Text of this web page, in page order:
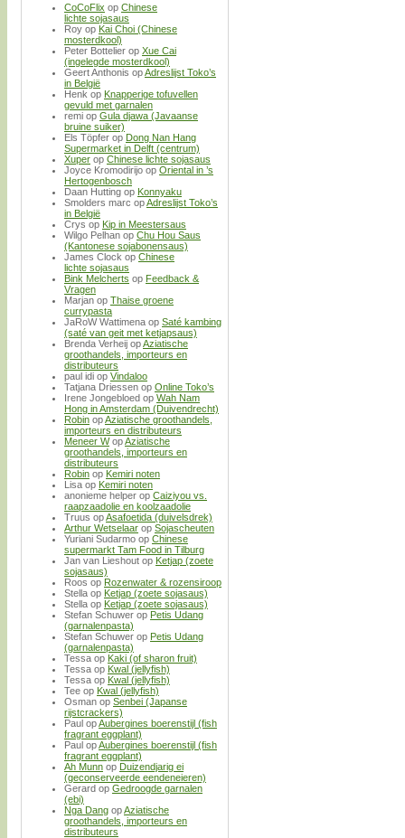
CoCoFlix op Chinese
lichte sojasaus
Roy op Kai Choi (Chinese
mosterdkool)
Peter Bottelier op Xue Cai
(ingelegde mosterdkool)
Geert Anthonis opAdreslijst Toko’s
in België
Henk op Knapperige tofuvellen
gevuld met garnalen
remi op Gula djawa (Javaanse
bruine suiker)
Els Töpfer op Dong Nan Hang
Supermarket in Delft (centrum)
Xuper op Chinese lichte sojasaus
Joyce Kromodirijo op Oriental in ’s
Hertogenbosch
Daan Hutting op Konnyaku
Smolders marc opAdreslijst Toko’s
in België
Crys op Kip in Meestersaus
Wilgo Pelhan op Chu Hou Saus
(Kantonese sojabonensaus)
James Clock op Chinese
lichte sojasaus
Bink Melcherts op Feedback &
Vragen
Marjan op Thaise groene
currypasta
JaRoW Wattimena op Saté kambing
(saté van geit met ketjapsaus)
Brenda Verheij opAziatische
groothandels, importeurs en
distributeurs
paul idi op Vindaloo
Tatjana Driessen op Online Toko’s
Irene Jongebloed op Wah Nam
Hong in Amsterdam (Duivendrecht)
Robin opAziatische groothandels,
importeurs en distributeurs
Meneer WopAziatische
groothandels, importeurs en
distributeurs
Robin op Kemiri noten
Lisa op Kemiri noten
anonieme helper op Caiziyou vs.
raapzaadolie en koolzaadolie
Truus opAsafoetida (duivelsdrek)
Arthur Wetselaar op Sojascheuten
Yuriani Sudarmo op Chinese
supermarkt Tam Food in Tilburg
Jan van Lieshout op Ketjap (zoete
sojasaus)
Roos op Rozenwater & rozensiroop
Stella op Ketjap (zoete sojasaus)
Stella op Ketjap (zoete sojasaus)
Stefan Schuwer op Petis Udang
(garnalenpasta)
Stefan Schuwer op Petis Udang
(garnalenpasta)
Tessa op Kaki (of sharon fruit)
Tessa op Kwal (jellyfish)
Tessa op Kwal (jellyfish)
Tee op Kwal (jellyfish)
Osman op Senbei (Japanse
rijstcrackers)
Paul opAubergines boerenstijl (fish
fragrant eggplant)
Paul opAubergines boerenstijl (fish
fragrant eggplant)
Ah Munn op Duizendjarig ei
(geconserveerde eendeneieren)
Gerard op Gedroogde garnalen
(ebi)
Nga Dang opAziatische
groothandels, importeurs en
distributeurs